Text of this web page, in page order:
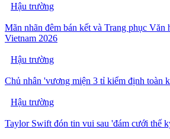
Hậu trường
Mãn nhãn đêm bán kết và Trang phục Văn
Vietnam 2026
Hậu trường
Chủ nhân 'vương miện 3 tỉ kiểm định toàn
Hậu trường
Taylor Swift đón tin vui sau 'đám cưới thế